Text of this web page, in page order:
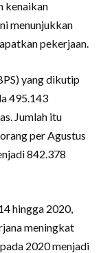
kenaikan
menunjukkan
pekerjaan.
yang dikutip
495.143
Jumlah itu
per Agustus
842.378
hingga 2020,
meningkat
2020 menjadi